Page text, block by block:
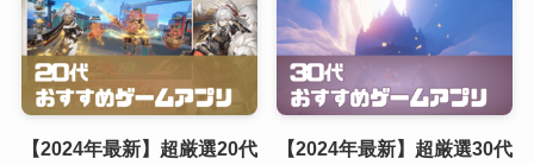
【2024年最新】超厳選20代
【2024年最新】超厳選30代